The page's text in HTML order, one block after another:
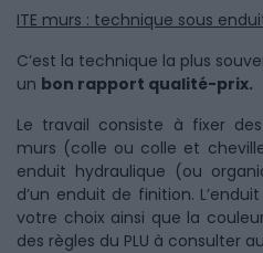
ITE murs : technique sous
C’est la technique la plus
un bon rapport qualité-prix.
Le travail consiste à fixer
murs (colle ou colle et
enduit hydraulique (ou
d’un enduit de finition.
votre choix ainsi que la
des règles du PLU à consulter